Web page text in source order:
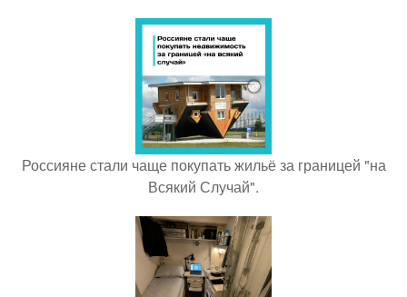
Россияне стали чаще покупать жильё за границей "на
Всякий Случай".